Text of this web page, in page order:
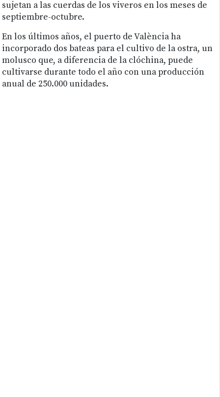
sujetan a las cuerdas de los viveros en los meses de
septiembre-octubre.
En los últimos años, el puerto de València ha
incorporado dos bateas para el cultivo de la ostra, un
molusco que, a diferencia de la clóchina, puede
cultivarse durante todo el año con una producción
anual de 250.000 unidades.